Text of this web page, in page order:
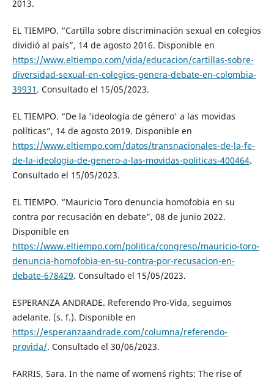
2013.
EL TIEMPO. “Cartilla sobre discriminación sexual en colegios
dividió al país”, 14 de agosto 2016. Disponible en
https://www.eltiempo.com/vida/educacion/cartillas-sobre-
diversidad-sexual-en-colegios-genera-debate-en-colombia-
39931 . Consultado el 15/05/2023.
EL TIEMPO. “De la 'ideología de género' a las movidas
políticas”, 14 de agosto 2019. Disponible en
https://www.eltiempo.com/datos/transnacionales-de-la-fe-
de-la-ideologia-de-genero-a-las-movidas-politicas-400464.
Consultado el 15/05/2023.
EL TIEMPO. “Mauricio Toro denuncia homofobia en su
contra por recusación en debate”, 08 de junio 2022.
Disponible en
https://www.eltiempo.com/politica/congreso/mauricio-toro-
denuncia-homofobia-en-su-contra-por-recusacion-en-
debate-678429. Consultado el 15/05/2023.
ESPERANZA ANDRADE. Referendo Pro-Vida, seguimos
adelante. (s. f.). Disponible en
https://esperanzaandrade.com/columna/referendo-
provida/. Consultado el 30/06/2023.
FARRIS, Sara. In the name of women´s rights: The rise of